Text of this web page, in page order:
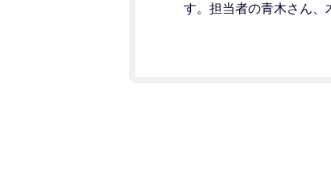
す。担当者の青木さん、